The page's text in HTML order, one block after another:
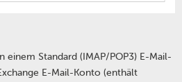
einem Standard (IMAP/POP3) E-Mail-
E-Mail-Konto (enthält